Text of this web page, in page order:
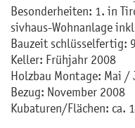
Be­son­der­hei­ten: 1. in
siv­haus-Wohn­an­la­ge
Bau­zeit schlüs­sel­fer­tig:
Kel­ler: Früh­jahr 2008
Holz­bau Mon­ta­ge: Mai /
Bezug: No­vem­ber 2008
Ku­ba­tu­ren/Flä­chen: ca.